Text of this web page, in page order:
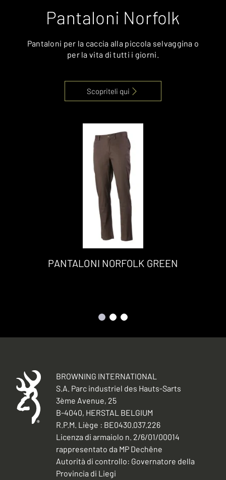
Pantaloni Norfolk
Pantaloni per la caccia alla piccola selvaggina o
per la vita di tutti i giorni.
Scopriteli qui
PANTALONI NORFOLK GREEN
BROWNING INTERNATIONAL
S.A. Parc industriel des Hauts-Sarts
3ème Avenue, 25
B-4040, HERSTAL BELGIUM
R.P.M. Liège : BE0430.037.226
Licenza di armaiolo n. 2/6/01/00014
rappresentato da MP Dechêne
Autorità di controllo: Governatore della
Provincia di Liegi